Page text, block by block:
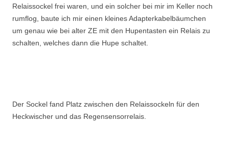
Relaissockel frei waren, und ein solcher bei mir im Keller noch
rumflog, baute ich mir einen kleines Adapterkabelbäumchen
um genau wie bei alter ZE mit den Hupentasten ein Relais zu
schalten, welches dann die Hupe schaltet.
Der Sockel fand Platz zwischen den Relaissockeln für den
Heckwischer und das Regensensorrelais.